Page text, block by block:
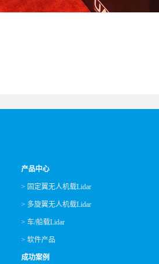
产品中心
> 固定翼无人机载Lidar
> 多旋翼无人机载Lidar
> 车/船载Lidar
> 软件产品
成功案例